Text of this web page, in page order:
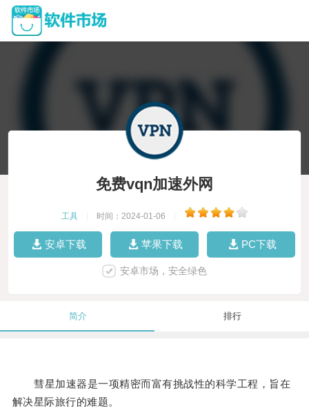
免费vqn加速外网
工具 时间：2024-01-06
安卓下载 苹果下载 PC下载
安卓市场，安全绿色
简介 排行
彗星加速器是一项精密而富有挑战性的科学工程，旨在
解决星际旅行的难题。